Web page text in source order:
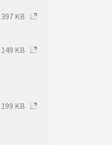
397 KB
149 KB
199 KB